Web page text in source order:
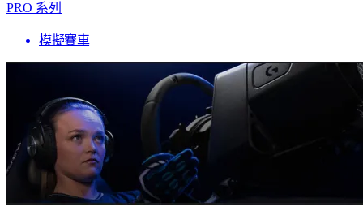
PRO 系列
模擬賽車